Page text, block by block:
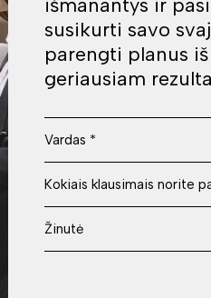
išmanantys ir
susikurti savo
parengti planus
geriausiam